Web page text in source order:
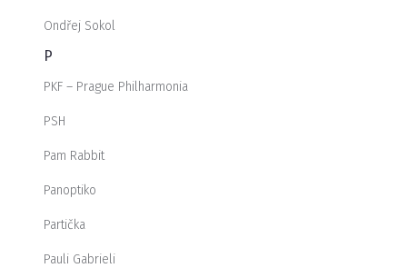
Ondřej Sokol
P
PKF – Prague Philharmonia
PSH
Pam Rabbit
Panoptiko
Partička
Pauli Gabrieli